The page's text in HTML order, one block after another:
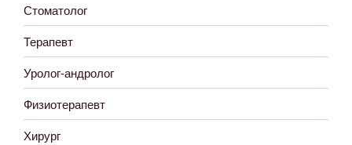
Стоматолог
Терапевт
Уролог-андролог
Физиотерапевт
Хирург